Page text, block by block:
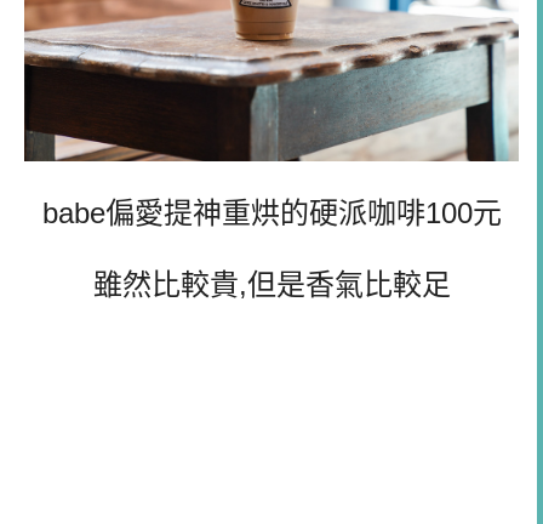
babe偏愛提神重烘的硬派咖啡100元
雖然比較貴,但是香氣比較足